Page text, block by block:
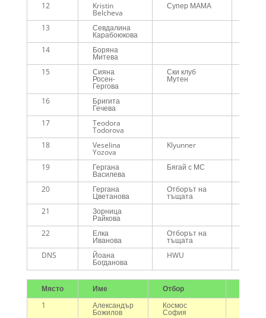
12 Kristin
Belcheva
Супер МАМА
13 Севдалина
Карабоюкова
14 Боряна
Митева
15 Сияна
Росен-
Гергова
Ски клуб
Мутен
16 Бригита
Гечева
17 Teodora
Todorova
18 Veselina
Yozova
Klyunner
19 Гергана
Василева
Бягай с МС
20 Гергана
Цветанова
Отборът на
тъщата
21 Зорница
Райкова
22 Елка
Иванова
Отборът на
тъщата
DNS Йоана
Богданова
HWU
Място Име Отбор
1
Александър
Божилов
Космос
София